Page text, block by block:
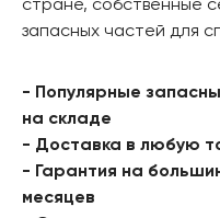
стране, собственные
запасных частей для
- Популярные
на складе
- Доставка в любую
- Гарантия на
месяцев